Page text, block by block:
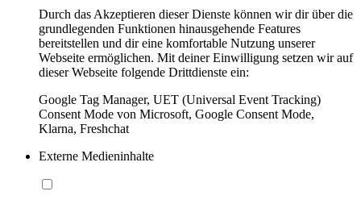
Durch das Akzeptieren dieser Dienste können wir dir über die
grundlegenden Funktionen hinausgehende Features
bereitstellen und dir eine komfortable Nutzung unserer
Webseite ermöglichen. Mit deiner Einwilligung setzen wir auf
dieser Webseite folgende Drittdienste ein:
Google Tag Manager, UET (Universal Event Tracking)
Consent Mode von Microsoft, Google Consent Mode,
Klarna, Freshchat
Externe Medieninhalte